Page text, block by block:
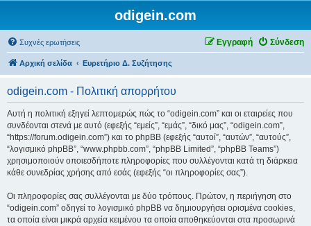
odigein.com
Συχνές ερωτήσεις Σύνδεση
Εγγραφή
Αρχική σελίδα Ευρετήριο Δ. Συζήτησης
odigein.com - Πολιτική απορρήτου
Αυτή η πολιτική εξηγεί λεπτομερώς πώς το “odigein.com” και οι εταιρείες που
συνδέονται στενά με αυτό (εφεξής “εμείς”, “εμάς”, “δικό μας”, “odigein.com”,
“https://forum.odigein.com”) και το phpBB (εφεξής “αυτοί”, “αυτών”, “αυτούς”,
“λογισμικό phpBB”, “www.phpbb.com”, “phpBB Limited”, “phpBB Teams”)
χρησιμοποιούν οποιεσδήποτε πληροφορίες που συλλέγονται κατά τη διάρκεια
κάθε συνεδρίας χρήσης από εσάς (εφεξής “οι πληροφορίες σας”).
Οι πληροφορίες σας συλλέγονται με δύο τρόπους. Πρώτον, η περιήγηση στο
“odigein.com” οδηγεί το λογισμικό phpBB να δημιουργήσει ορισμένα cookies,
τα οποία είναι μικρά αρχεία κειμένου τα οποία αποθηκεύονται στα προσωρινά